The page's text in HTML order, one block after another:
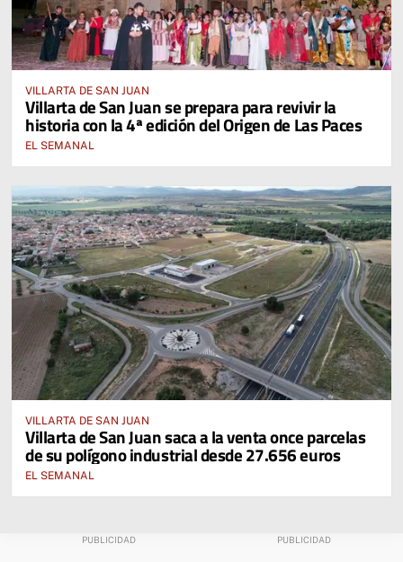
VILLARTA DE SAN JUAN
Villarta de San Juan se prepara para revivir la
historia con la 4ª edición del Origen de Las Paces
EL SEMANAL
VILLARTA DE SAN JUAN
Villarta de San Juan saca a la venta once parcelas
de su polígono industrial desde 27.656 euros
EL SEMANAL